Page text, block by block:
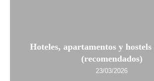
Hoteles, apartamentos y
(recomendados)
23/03/2026